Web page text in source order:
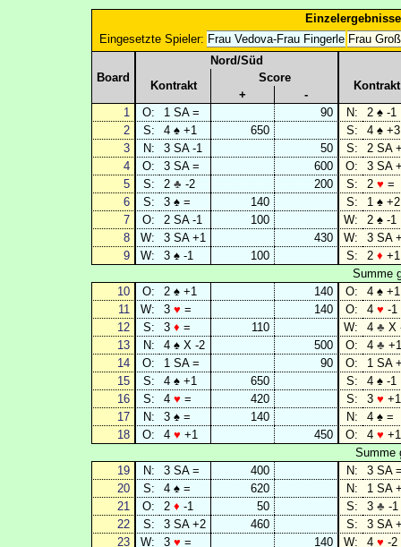
Eingesetzte Spieler: Frau Vedova-Frau Fingerle Frau
Board
Nord/Süd
Kontrakt
Score
Kontrakt
+
-
1
O: 1 SA = 90 N:
2 ♠ -1
2
S: 4 ♠ +1 650 S:
4 ♠ +3
3
N: 3 SA -1 50 S:
2 SA
4
O: 3 SA = 600 O:
3 SA
5
S: 2 ♣ -2 200 S: 2 ♥ =
6
S: 3 ♠ = 140 S:
1 ♠ +2
7
O: 2 SA -1 100 W:
2 ♠ -1
8
W: 3 SA +1 430 W:
3 SA
9
W: 3 ♠ -1 100 S: 2 ♦ +1
Summe
10
O: 2 ♠ +1 140 O:
4 ♠ +1
11
W: 3 ♥ = 140 O: 4 ♥ -1
12
S: 3 ♦ = 110 W: 4 ♣ X
13
N: 4 ♠ X -2 500 O: 4 ♣ +1
14
O: 1 SA = 90 O:
1 SA
15
S: 4 ♠ +1 650 S:
4 ♠ -1
16
S: 4 ♥ = 420 S: 3 ♥ +1
17
N: 3 ♠ = 140 N:
4 ♠ =
18
O: 4 ♥ +1 450 O: 4 ♥ +1
Summe
19
N: 3 SA = 400 N:
3 SA
20
S: 4 ♠ = 620 N:
1 SA
21
O: 2 ♦ -1 50 S: 3 ♣ -1
22
S: 3 SA +2 460 S:
3 SA
23
W: 3 ♥ = 140 W: 4 ♥ -2